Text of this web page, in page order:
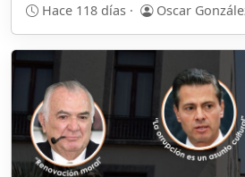
Hace 118 días · Oscar